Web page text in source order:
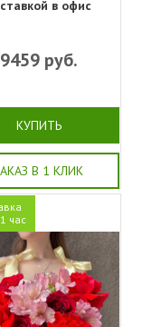
в офис
9459руб.
КУПИТЬ
В 1 КЛИК
час